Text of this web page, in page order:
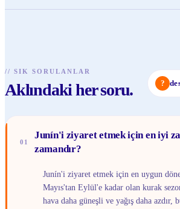
// SIK SORULANLAR
Aklındaki her soru. ?
01
Junín'i ziyaret etmek için en iyi
zamandır?
Junín'i ziyaret etmek için en uygun
Mayıs'tan Eylül'e kadar olan kurak
hava daha güneşli ve yağış daha azdır,